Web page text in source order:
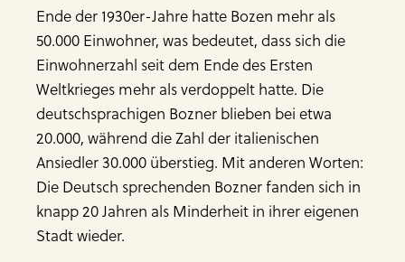
Ende der 1930er-Jahre hatte Bozen mehr als
50.000 Einwohner, was bedeutet, dass sich die
Einwohnerzahl seit dem Ende des Ersten
Weltkrieges mehr als verdoppelt hatte. Die
deutschsprachigen Bozner blieben bei etwa
20.000, während die Zahl der italienischen
Ansiedler 30.000 überstieg. Mit anderen Worten:
Die Deutsch sprechenden Bozner fanden sich in
knapp 20 Jahren als Minderheit in ihrer eigenen
Stadt wieder.